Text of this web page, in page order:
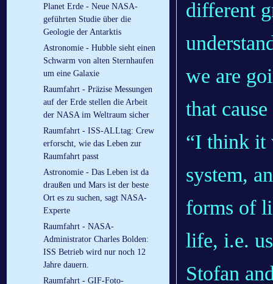
Planet Erde - Neue NASA-
geführten Studie über die
Geologie der Antarktis
Astronomie - Hubble sieht einen
Schwarm von alten Sternhaufen
um eine Galaxie
Raumfahrt - Präzise Messungen
auf der Erde stellen die Arbeit
der NASA im Weltraum sicher
Raumfahrt - ISS-ALLtag: Crew
erforscht, wie das Leben zur
Raumfahrt passt
Astronomie - Das Leben ist da
draußen und Mars ist der beste
Ort es zu suchen, sagt NASA-
Experte
Raumfahrt - NASA-
Administrator Charles Bolden:
ISS Betrieb wird nur noch 12
Jahre dauern.
Raumfahrt - GIF-Foto-
different
we are
that
“I think it
system,
forms of
life, i.e.
Stofan